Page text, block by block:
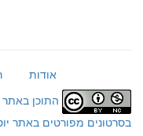
אודות
התוכן באתר
בסרטונים מפורטים באתר